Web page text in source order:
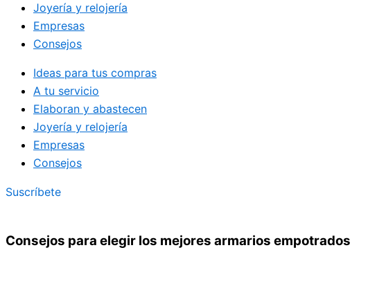
Joyería y relojería
Empresas
Consejos
Ideas para tus compras
A tu servicio
Elaboran y abastecen
Joyería y relojería
Empresas
Consejos
Suscríbete
Consejos para elegir los mejores armarios empotrados